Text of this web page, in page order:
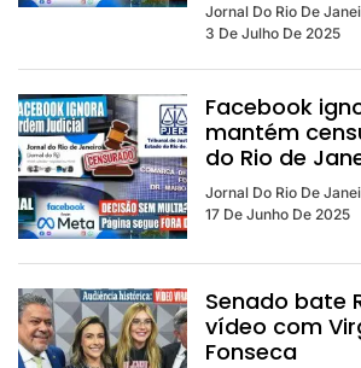
Jornal Do Rio De
3 De Julho De 2025
Facebook
mantém
do Rio de
Jornal Do Rio De
17 De Junho De 2025
Senado bate
vídeo com
Fonseca